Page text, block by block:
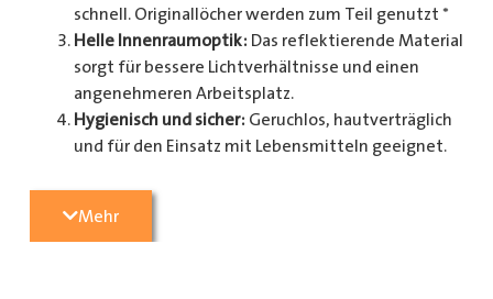
schnell. Originallöcher werden zum Teil genutzt *
Helle Innenraumoptik: Das reflektierende Material
sorgt für bessere Lichtverhältnisse und einen
angenehmeren Arbeitsplatz.
Hygienisch und sicher: Geruchlos, hautverträglich
und für den Einsatz mit Lebensmitteln geeignet.
Radkastenschutz, großflächigen Seitenteilen und
mehr.
Mehr